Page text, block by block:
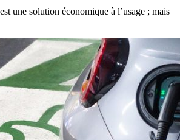
une solution économique à l’usage ; mais